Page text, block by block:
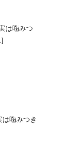
は噛みつ
噛みつき